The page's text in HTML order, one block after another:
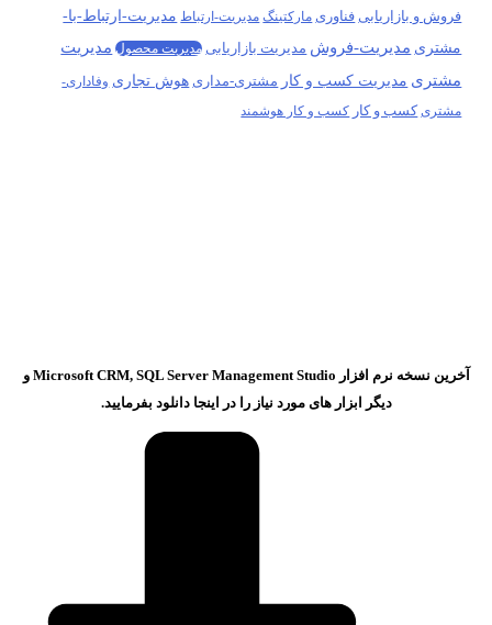
فروش و بازاریابی فناوری مارکتینگ مدیریت-ارتباط مدیریت-ارتباط-با-
مشتریمدیریت-فروش مدیریت بازاریابی مدیریت محصول مدیریت
مشتریمدیریت کسب و کار مشتری-مداری هوش تجاری وفاداری-
مشتری کسب و کار کسب و کار هوشمند
آخرین نسخه نرم افزار Microsoft CRM, SQL Server Management Studio و
دیگر ابزار های مورد نیاز را در اینجا دانلود بفرمایید.